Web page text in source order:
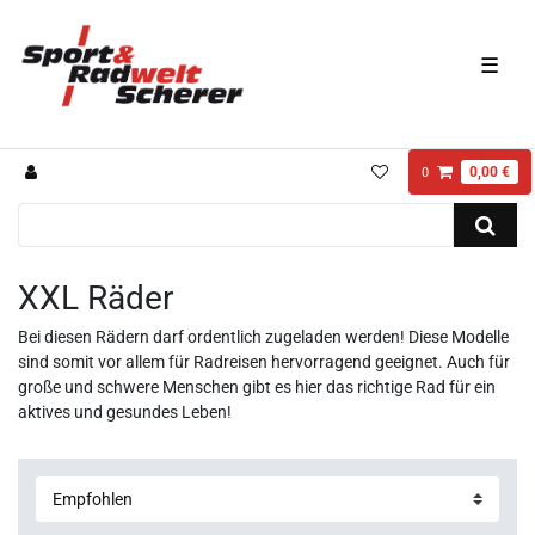
☰
0 0,00 €
XXL Räder
Bei diesen Rädern darf ordentlich zugeladen werden! Diese Modelle
sind somit vor allem für Radreisen hervorragend geeignet. Auch für
große und schwere Menschen gibt es hier das richtige Rad für ein
aktives und gesundes Leben!